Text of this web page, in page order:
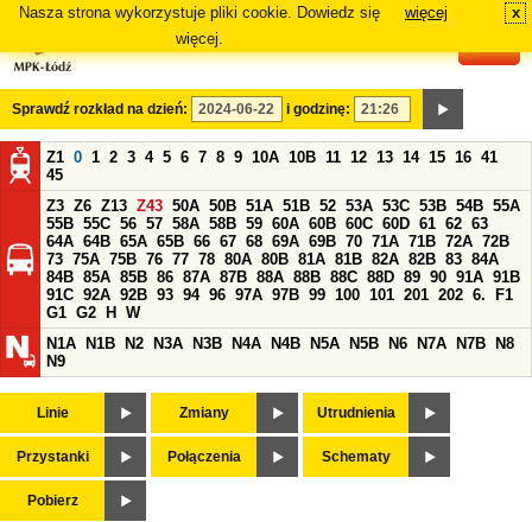
Nasza strona wykorzystuje pliki cookie. Dowiedz się
więcej.
więcej x
Sprawdź rozkład na dzień: i godzinę:
Z1 0 1 2 3 4 5 6 7 8 9 10A 10B 11 12 13 14 15 16 41
45
Z3 Z6 Z13 Z43 50A 50B 51A 51B 52 53A 53C 53B 54B 55A
55B 55C 56 57 58A 58B 59 60A 60B 60C 60D 61 62 63
64A 64B 65A 65B 66 67 68 69A 69B 70 71A 71B 72A 72B
73 75A 75B 76 77 78 80A 80B 81A 81B 82A 82B 83 84A
84B 85A 85B 86 87A 87B 88A 88B 88C 88D 89 90 91A 91B
91C 92A 92B 93 94 96 97A 97B 99 100 101 201 202 6.
F1
G1 G2 H
W
N1A
N1B N2 N3A N3B N4A N4B N5A N5B N6 N7A N7B
N8
N9
Linie Zmiany Utrudnienia
Przystanki Połączenia Schematy
Pobierz